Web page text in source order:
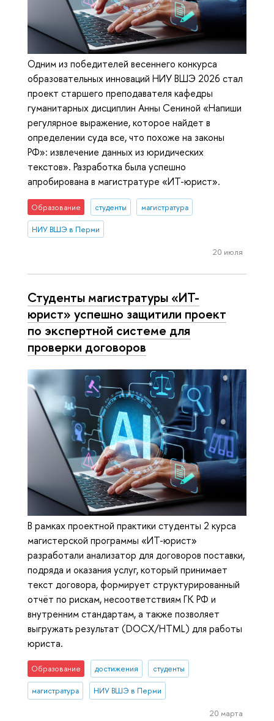
Одним из победителей весеннего конкурса
образовательных инноваций НИУ ВШЭ 2026 стал
проект старшего преподавателя кафедры
гуманитарных дисциплин Анны Сениной «Напиши
регулярное выражение, которое найдет в
определении суда все, что похоже на законы
РФ»: извлечение данных из юридических
текстов». Разработка была успешно
апробирована в магистратуре «ИТ-юрист».
Образование студенты магистратура
НИУ ВШЭ в Перми
20 июля
Студенты магистратуры «ИТ-
юрист» успешно защитили проект
по экспертной системе для
проверки договоров
В рамках проектной практики студенты 2 курса
магистерской программы «ИТ-юрист»
разработали анализатор для договоров поставки,
подряда и оказания услуг, который принимает
текст договора, формирует структурированный
отчёт по рискам, несоответствиям ГК РФ и
внутренним стандартам, а также позволяет
выгружать результат (DOCX/HTML) для работы
юриста.
Образование достижения студенты
магистратура НИУ ВШЭ в Перми
20 марта